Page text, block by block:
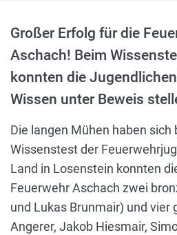
Großer Erfolg für die
Aschach! Beim
konnten die
Wissen unter Beweis
Die langen Mühen haben
Wissenstest der
Land in Losenstein konnten
Feuerwehr Aschach zwei
und Lukas Brunmair) und vier
Angerer, Jakob Hiesmair,